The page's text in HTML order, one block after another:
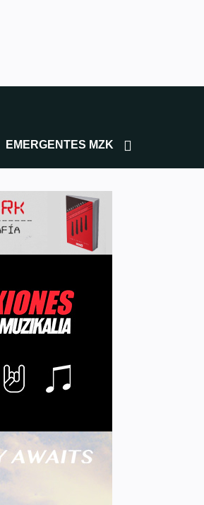
EMERGENTES MZK